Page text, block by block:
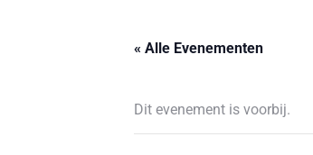
« Alle Evenementen
Dit evenement is voorbij.